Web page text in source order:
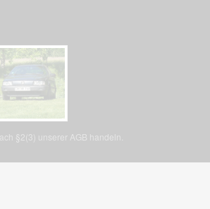
§2(3) unserer AGB handeln.